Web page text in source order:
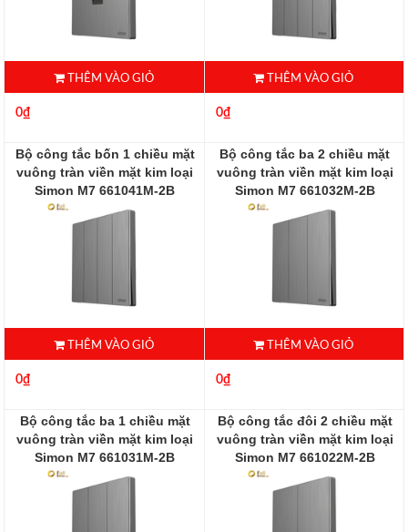
THÊM VÀO GIỎ
0₫
THÊM VÀO GIỎ
0₫
Bộ công tắc bốn 1 chiều mặt
vuông tràn viền mặt kim loại
Simon M7 661041M-2B
THÊM VÀO GIỎ
0₫
Bộ công tắc ba 2 chiều mặt
vuông tràn viền mặt kim loại
Simon M7 661032M-2B
661032M-2B
THÊM VÀO GIỎ
0₫
Bộ công tắc ba 1 chiều mặt
vuông tràn viền mặt kim loại
Simon M7 661031M-2B
661031-2B
Bộ công tắc đôi 2 chiều mặt
vuông tràn viền mặt kim loại
Simon M7 661022M-2B
661022M-2B